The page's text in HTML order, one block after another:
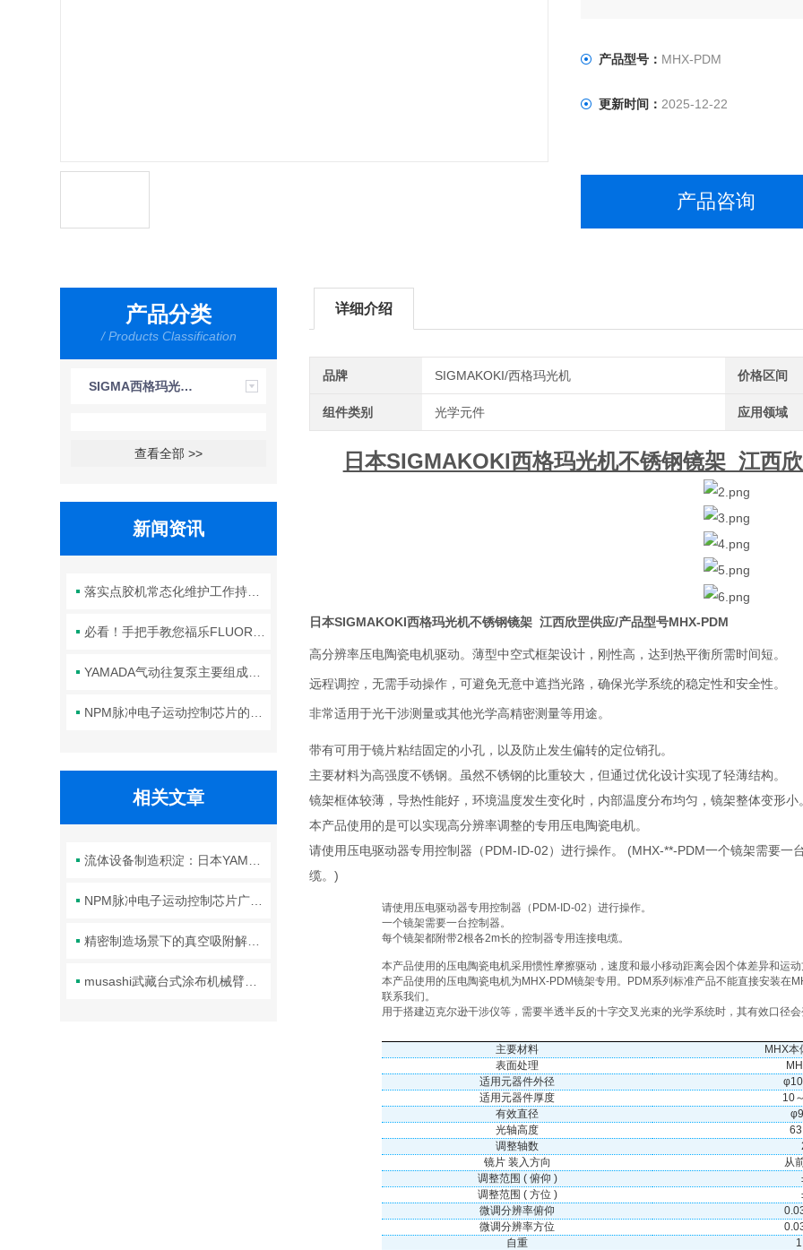
产品型号： MHX-PDM
更新时间： 2025-12-22
产品咨询
产品分类
/ Products Classification
SIGMA西格玛光机株式会社
查看全部 >>
新闻资讯
相关文章
详细介绍
品牌 SIGMAKOKI/西格玛光机 价格区间
组件类别 光学元件 应用领域
日本SIGMAKOKI西格玛光机不锈钢镜架 江西
日本SIGMAKOKI西格玛光机不锈钢镜架 江西欣罡供应/产品型号MHX-PDM
高分辨率压电陶瓷电机驱动。薄型中空式框架设计，刚性高，达到热平衡所需时间短。
远程调控，无需手动操作，可避免无意中遮挡光路，确保光学系统的稳定性和安全性。
非常适用于光干涉测量或其他光学高精密测量等用途。
带有可用于镜片粘结固定的小孔，以及防止发生偏转的定位销孔。
主要材料为高强度不锈钢。虽然不锈钢的比重较大，但通过优化设计实现了轻薄结构。
镜架框体较薄，导热性能好，环境温度发生变化时，内部温度分布均匀，镜架整体变形小
本产品使用的是可以实现高分辨率调整的专用压电陶瓷电机。
请使用压电驱动器专用控制器（PDM-ID-02）进行操作。 (MHX-**-PDM一个镜架需要
缆。)
请使用压电驱动器专用控制器（PDM-ID-02）进行操作。
一个镜架需要一台控制器。
每个镜架都附带2根各2m长的控制器专用连接电缆。
本产品使用的压电陶瓷电机采用惯性摩擦驱动，速度和最小移动距离会因个体差异和运动
本产品使用的压电陶瓷电机为MHX-PDM镜架专用。PDM系列标准产品不能直接安装在
联系我们。
用于搭建迈克尔逊干涉仪等，需要半透半反的十字交叉光束的光学系统时，其有效口径会
主要材料
MHX本
表面处理
适用元器件外径
适用元器件厚度
10
有效直径
光轴高度
调整轴数
镜片 装入方向
从
调整范围 ( 俯仰 )
调整范围 ( 方位 )
微调分辨率俯仰
微调分辨率方位
自重